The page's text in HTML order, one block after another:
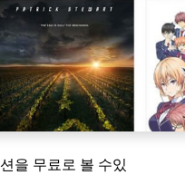
을 무료로 볼 수있